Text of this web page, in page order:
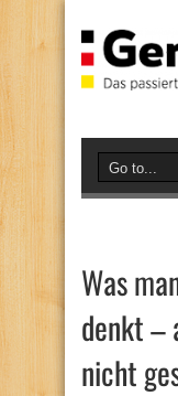
Was
denkt –
nicht